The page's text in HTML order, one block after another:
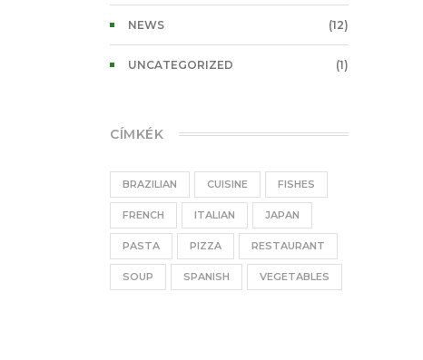
NEWS (12)
UNCATEGORIZED (1)
CÍMKÉK
BRAZILIAN CUISINE FISHES
FRENCH ITALIAN JAPAN
PASTA PIZZA RESTAURANT
SOUP SPANISH VEGETABLES